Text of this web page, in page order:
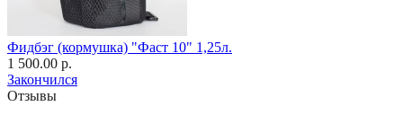
Фидбэг (кормушка) "Фаст 10" 1,25л.
1 500.00 р.
Закончился
Отзывы